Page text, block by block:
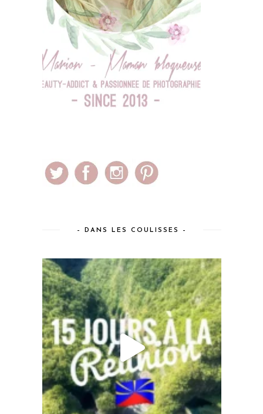
– DANS LES COULISSES –